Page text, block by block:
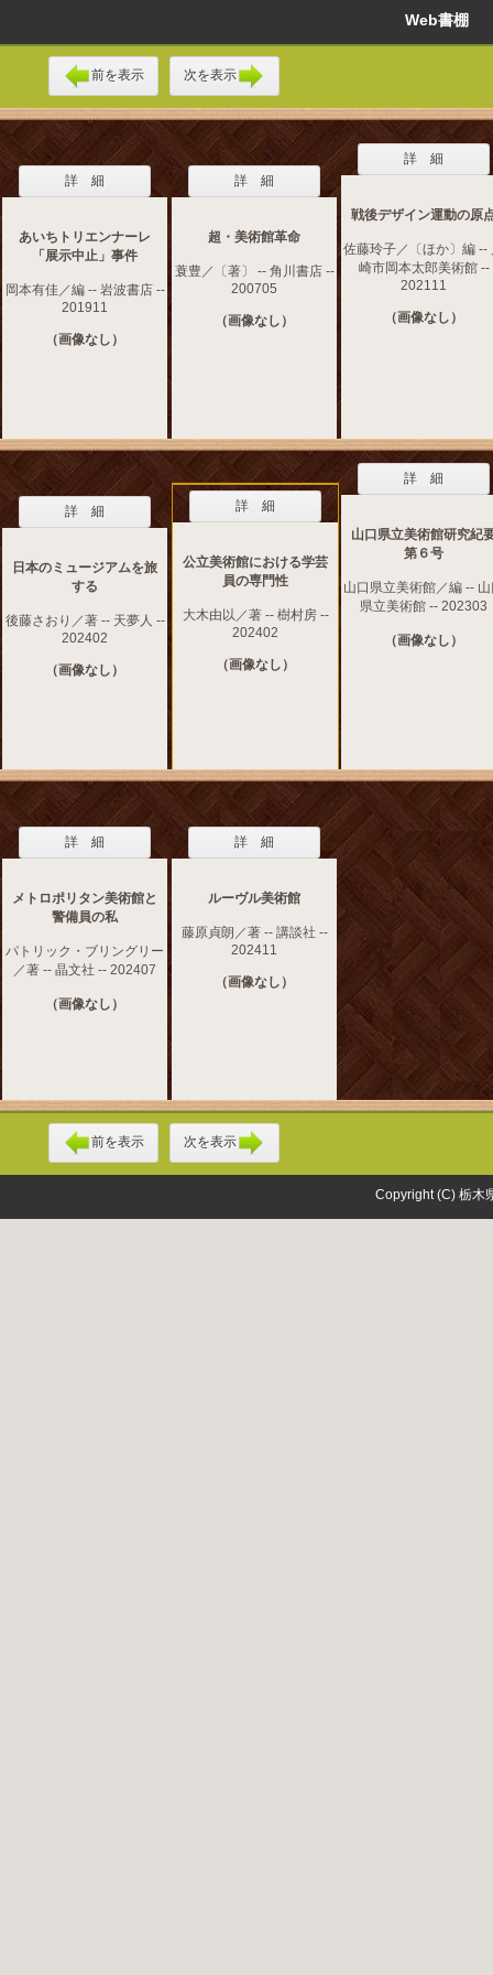
Web書棚
前を表示 次を表示
詳 細
あいちトリエンナーレ
「展示中止」事件
岡本有佳／編 -- 岩波書店 --
201911
（画像なし）
詳 細
超・美術館革命
蓑豊／〔著〕 -- 角川書店 --
200705
（画像なし）
詳 細
戦後デザイン運動の原
佐藤玲子／〔ほか〕編 --
崎市岡本太郎美術館 --
202111
（画像なし）
詳 細
日本のミュージアムを旅
する
後藤さおり／著 -- 天夢人 --
202402
（画像なし）
詳 細
公立美術館における学芸
員の専門性
大木由以／著 -- 樹村房 --
202402
（画像なし）
詳 細
山口県立美術館研究紀
第６号
山口県立美術館／編 --
県立美術館 -- 202303
（画像なし）
詳 細
メトロポリタン美術館と
警備員の私
パトリック・ブリングリー
／著 -- 晶文社 -- 202407
（画像なし）
詳 細
ルーヴル美術館
藤原貞朗／著 -- 講談社 --
202411
（画像なし）
前を表示 次を表示
Copyright (C) 栃木